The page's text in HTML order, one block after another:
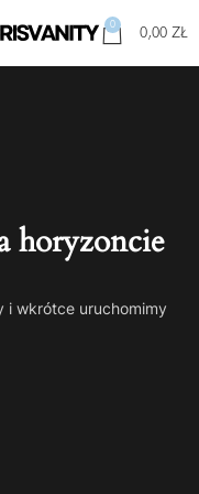
0 0,00 ZŁ
horyzoncie
i wkrótce uruchomimy